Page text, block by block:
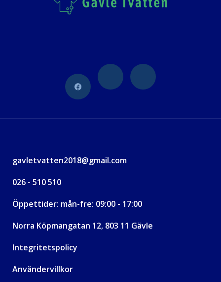
gavletvatten2018@gmail.com
026 - 510 510
Öppettider: mån-fre: 09:00 - 17:00
Norra Köpmangatan 12, 803 11 Gävle
Integritetspolicy
Användervillkor